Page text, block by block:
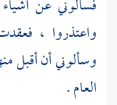
فسألوني عن
واعتذروا ،
وسألوني أن أقبل
العام .